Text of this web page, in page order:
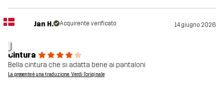
J
Jan H. Acquirente verificato 14 giugno 2026
Cintura
Bella cintura che si adatta bene ai pantaloni
La presente è una traduzione. Verdi l'originale